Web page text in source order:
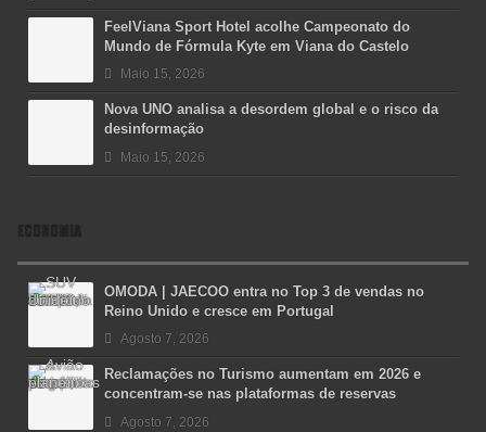
FeelViana Sport Hotel acolhe Campeonato do
Mundo de Fórmula Kyte em Viana do Castelo
Maio 15, 2026
Nova UNO analisa a desordem global e o risco da
desinformação
Maio 15, 2026
ECONOMIA
OMODA | JAECOO entra no Top 3 de vendas no
Reino Unido e cresce em Portugal
Agosto 7, 2026
Reclamações no Turismo aumentam em 2026 e
concentram-se nas plataformas de reservas
Agosto 7, 2026